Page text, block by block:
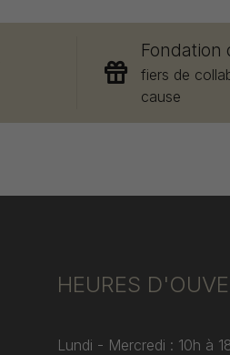
Fondation
fiers de
cause
HEURES
Lundi - Mercredi : 10h à